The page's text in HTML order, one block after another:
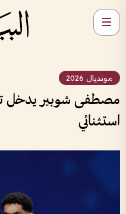
مونديال 2026
مصطفى شوبير يدخل
استثنائي